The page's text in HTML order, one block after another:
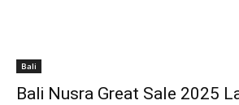
Bali
Bali Nusra Great Sale 2025